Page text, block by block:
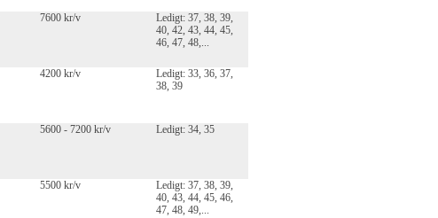
7600 kr/v
Ledigt: 37, 38, 39,
40, 42, 43, 44, 45,
46, 47, 48,...
4200 kr/v
Ledigt: 33, 36, 37,
38, 39
5600 - 7200 kr/v Ledigt: 34, 35
5500 kr/v
Ledigt: 37, 38, 39,
40, 43, 44, 45, 46,
47, 48, 49,...